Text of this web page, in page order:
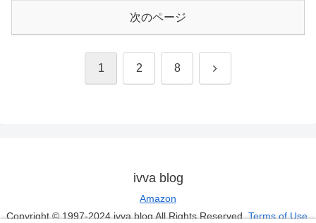
次のページ
1 2 8 次
ivva blog
Amazon
Copyright © 1997-2024 ivva blog All Rights Reserved.Terms of Use.